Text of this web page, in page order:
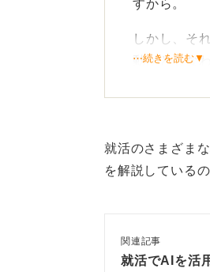
すから。
しかし、そ
動がともな
自分の
また、自分
きに的確に
就職活動は
⋯続きを読む▼
就活のさまざま
を解説している
関連記事
就活でAIを活